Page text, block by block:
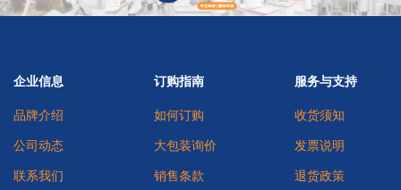
企业信息
品牌介绍
公司动态
联系我们
订购指南
如何订购
大包装询价
销售条款
服务与支持
收货须知
发票说明
退货政策